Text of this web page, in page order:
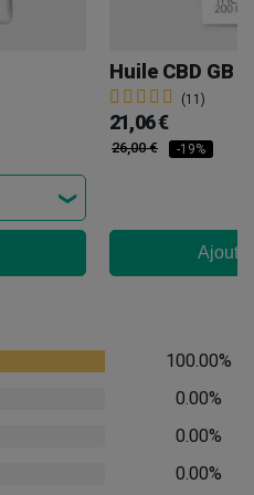
Huile CBD GB
(11)
21,06 €
26,00 € -19%
100.00%
0.00%
0.00%
0.00%